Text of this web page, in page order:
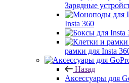
Зарядные
Insta 360
рамки для Insta
Назад
Аксессуары для